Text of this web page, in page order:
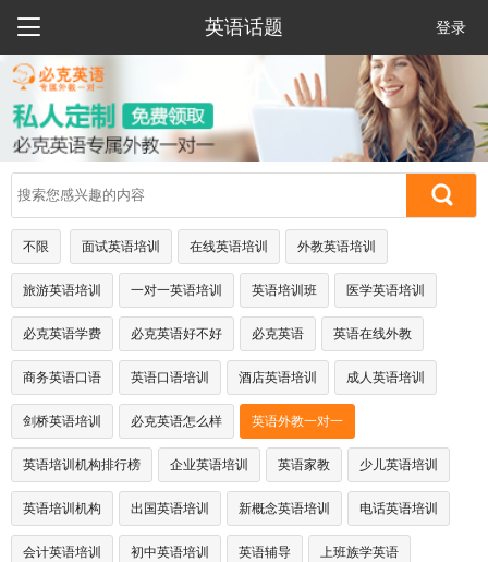
 英语话题 登录
不限 面试英语培训 在线英语培训 外教英语培训
旅游英语培训 一对一英语培训 英语培训班 医学英语培训
必克英语学费 必克英语好不好 必克英语 英语在线外教
商务英语口语 英语口语培训 酒店英语培训 成人英语培训
剑桥英语培训 必克英语怎么样 英语外教一对一
英语培训机构排行榜 企业英语培训 英语家教 少儿英语培训
英语培训机构 出国英语培训 新概念英语培训 电话英语培训
会计英语培训 初中英语培训 英语辅导 上班族学英语